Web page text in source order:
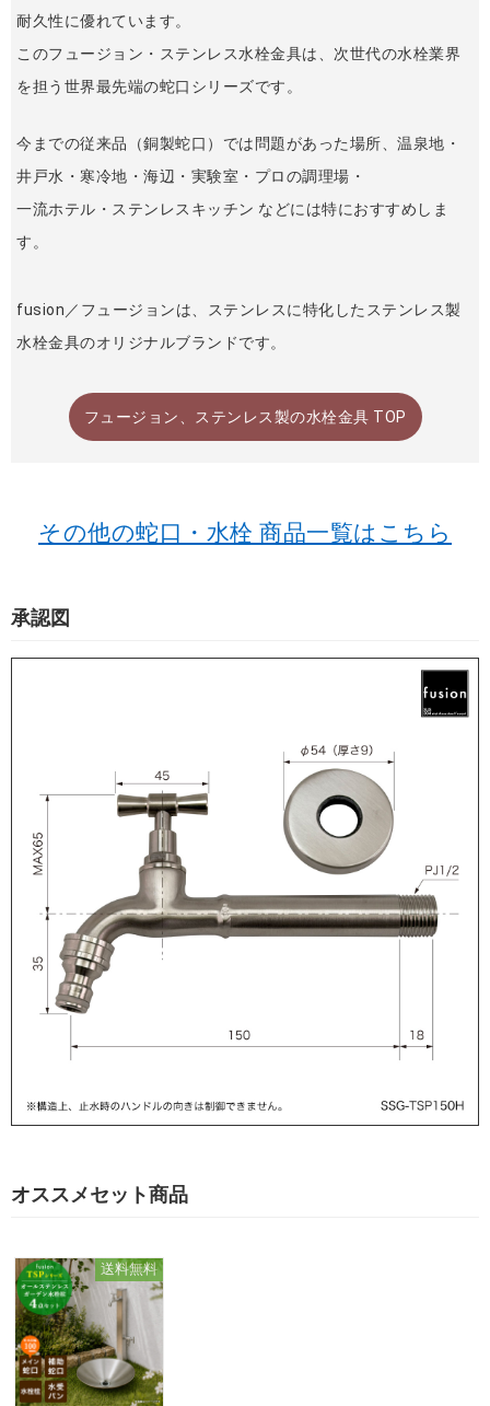
耐久性に優れています。
このフュージョン・ステンレス水栓金具は、次世代の水栓業界
を担う世界最先端の蛇口シリーズです。
今までの従来品（銅製蛇口）では問題があった場所、温泉地・
井戸水・寒冷地・海辺・実験室・プロの調理場・
一流ホテル・ステンレスキッチン などには特におすすめしま
す。
fusion／フュージョンは、ステンレスに特化したステンレス製
水栓金具のオリジナルブランドです。
フュージョン、ステンレス製の水栓金具 TOP
その他の蛇口・水栓 商品一覧はこちら
承認図
オススメセット商品
送料無料